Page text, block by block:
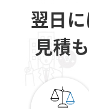
翌日
見積